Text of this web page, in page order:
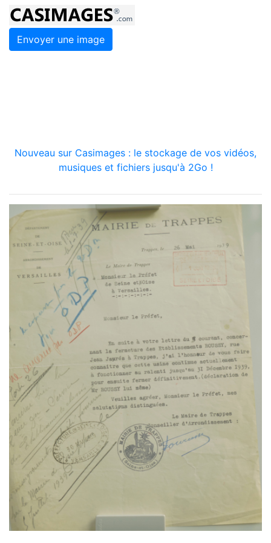
Envoyer une image
Nouveau sur Casimages : le stockage de vos vidéos,
musiques et fichiers jusqu'à 2Go !